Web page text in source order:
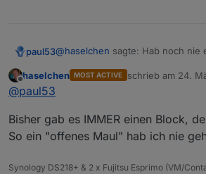
paul53@haselchen sagte: Hab noch nie
Noch nie "Datenpunkt erzeugen"
Offline
haselchen MOST ACTIVE schrieb am 24.
zuletzt editiert
@paul53
Bisher gab es IMMER einen Block,
So ein "offenes Maul" hab ich nie
Synology DS218+ & 2 x Fujitsu Esprimo (VM/